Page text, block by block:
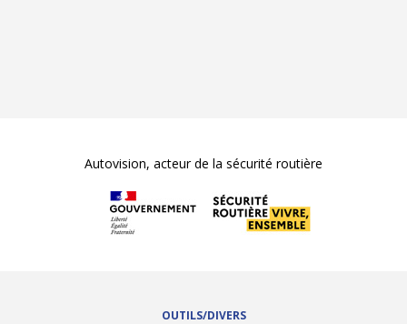
Autovision, acteur de la sécurité routière
OUTILS/DIVERS